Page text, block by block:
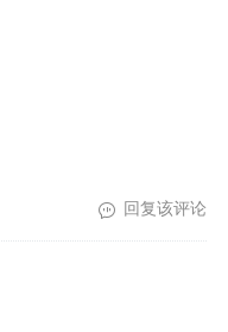
回复该评论